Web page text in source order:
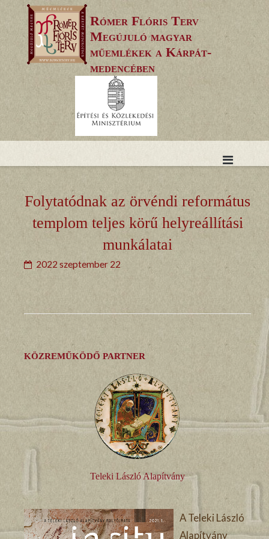
to
content
Rómer Flóris Terv
Megújuló magyar
műemlékek a Kárpát-
medencében
Folytatódnak az örvéndi református
templom teljes körű helyreállítási
munkálatai
2022 szeptember 22
KÖZREMŰKÖDŐ PARTNER
Teleki László Alapítvány
A Teleki László
Alapítvány